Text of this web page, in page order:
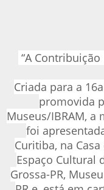
“A
Criada para a
promovida
Museus/IBRAM,
foi
Curitiba, na
Espaço Cultural
Grossa-PR,